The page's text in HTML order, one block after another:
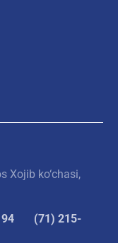
Xojib ko‘chasi,
(71) 215-